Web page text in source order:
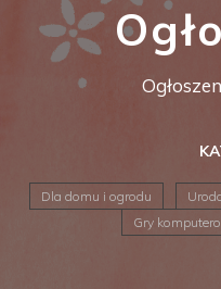
Dla domu i ogrodu
Gry